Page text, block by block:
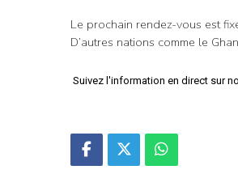
Le prochain rendez-vous est
D’autres nations comme le
Suivez l'information en direct sur